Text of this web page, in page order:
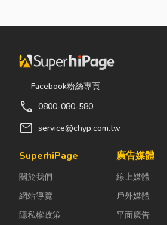
Facebook粉絲專頁
call 0800-080-580
mail service@chyp.com.tw
SuperhiPage
關於我們
網站導覽
隱私權政策
廣告媒體
線上媒體
戶外媒體
平面廣告